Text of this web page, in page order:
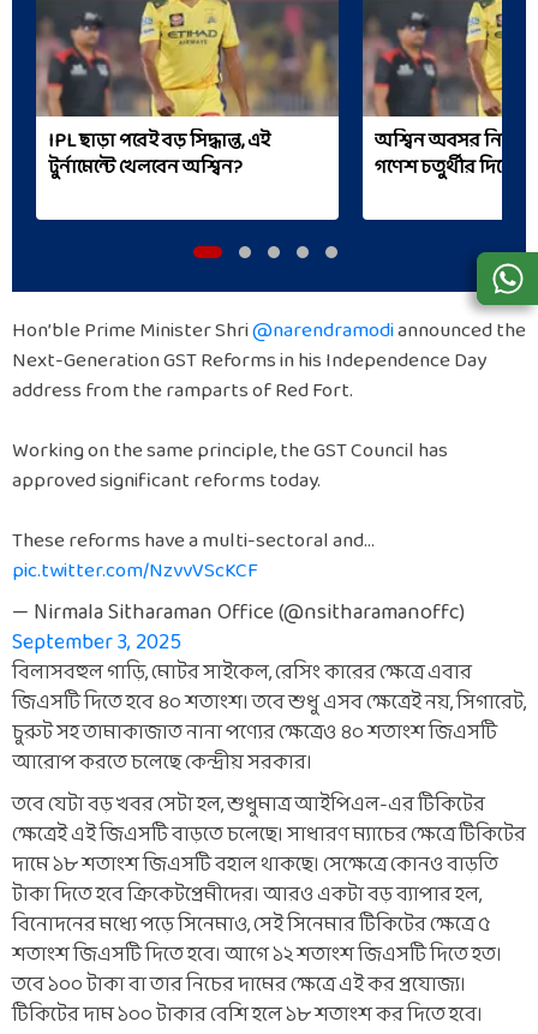
IPL ছাড়া পরেই বড় সিদ্ধান্ত, এই
টুর্নামেন্টে খেলবেন অশ্বিন?
অশ্বিন অবসর নিলেন
গণেশ চতুর্থীর দিনেই
Hon’ble Prime Minister Shri@narendramodiannounced the
Next-Generation GST Reforms in his Independence Day
address from the ramparts of Red Fort.
Working on the same principle, the GST Council has
approved significant reforms today.
These reforms have a multi-sectoral and…
pic.twitter.com/NzvvVScKCF
— Nirmala Sitharaman Office (@nsitharamanoffc)
September 3, 2025
বিলাসবহুল গাড়ি, মোটর সাইকেল, রেসিং কারের ক্ষেত্রে এবার
জিএসটি দিতে হবে ৪০ শতাংশ। তবে শুধু এসব ক্ষেত্রেই নয়, সিগারেট,
চুরুট সহ তামাকাজাত নানা পণ্যের ক্ষেত্রেও ৪০ শতাংশ জিএসটি
আরোপ করতে চলেছে কেন্দ্রীয় সরকার।
তবে যেটা বড় খবর সেটা হল, শুধুমাত্র আইপিএল-এর টিকিটের
ক্ষেত্রেই এই জিএসটি বাড়তে চলেছে। সাধারণ ম্যাচের ক্ষেত্রে টিকিটের
দামে ১৮ শতাংশ জিএসটি বহাল থাকছে। সেক্ষেত্রে কোনও বাড়তি
টাকা দিতে হবে ক্রিকেটপ্রেমীদের। আরও একটা বড় ব্যাপার হল,
বিনোদনের মধ্যে পড়ে সিনেমাও, সেই সিনেমার টিকিটের ক্ষেত্রে ৫
শতাংশ জিএসটি দিতে হবে। আগে ১২ শতাংশ জিএসটি দিতে হত।
তবে ১০০ টাকা বা তার নিচের দামের ক্ষেত্রে এই কর প্রযোজ্য।
টিকিটের দাম ১০০ টাকার বেশি হলে ১৮ শতাংশ কর দিতে হবে।